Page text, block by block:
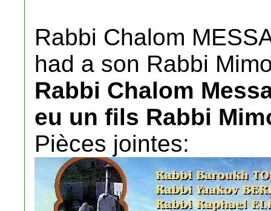
Rabbi Chalom
had a son Rabbi
Rabbi Chalom
eu un fils Rabbi
Pièces jointes: